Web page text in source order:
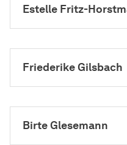
Estelle Fritz-
Friederike Gilsbach
Birte Glesemann